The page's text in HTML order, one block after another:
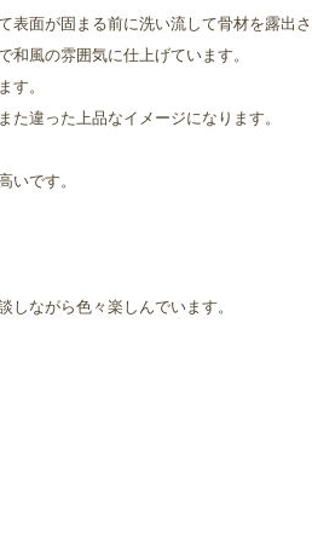
面が固まる前に洗い流して骨材を露出さ
風の雰囲気に仕上げています。
す。
違った上品なイメージになります。
いです。
ながら色々楽しんでいます。